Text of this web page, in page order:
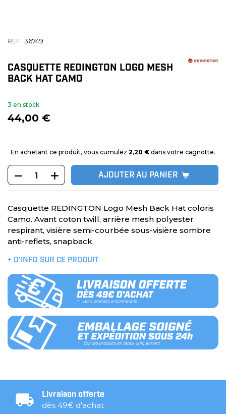
REF 36749
CASQUETTE REDINGTON LOGO MESH
BACK HAT CAMO
3 en stock
44,00 €
En achetant ce produit, vous cumulez 2,20 € dans votre cagnotte.
AJOUTER AU PANIER
Casquette REDINGTON Logo Mesh Back Hat coloris
Camo. Avant coton twill, arrière mesh polyester
respirant, visière semi-courbée sous-visière sombre
anti-reflets, snapback.
+ D’INFO SUR CE PRODUIT
Livraison offerte
dès 49€ d'achat